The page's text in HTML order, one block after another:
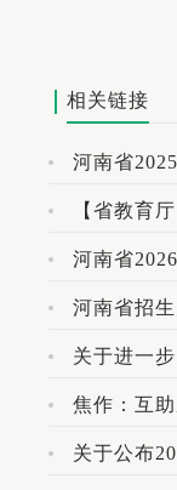
相关链接
河南省
【省教育
河南省招
关于进一
焦作：互
关于公布